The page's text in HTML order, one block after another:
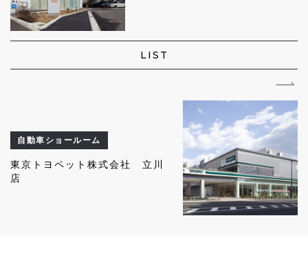
LIST
自動車ショールーム
東京トヨペット株式会社 立川
店